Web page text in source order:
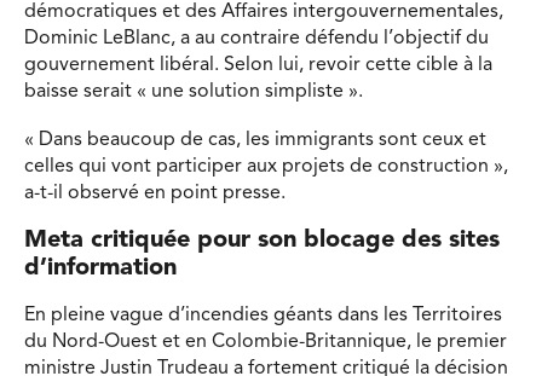
démocratiques et des Affaires intergouvernementales,
Dominic LeBlanc, a au contraire défendu l’objectif du
gouvernement libéral. Selon lui, revoir cette cible à la
baisse serait « une solution simpliste ».
« Dans beaucoup de cas, les immigrants sont ceux et
celles qui vont participer aux projets de construction »,
a-t-il observé en point presse.
Meta critiquée pour son blocage des sites
d’information
En pleine vague d’incendies géants dans les Territoires
du Nord-Ouest et en Colombie-Britannique, le premier
ministre Justin Trudeau a fortement critiqué la décision